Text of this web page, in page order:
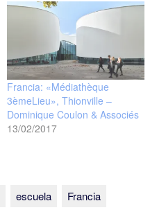
Francia: «Médiathèque
3èmeLieu», Thionville –
Dominique Coulon & Associés
13/02/2017
escuela Francia